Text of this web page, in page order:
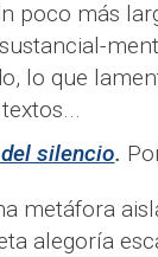
poco más
lo que
silencio.
metáfora
alegoría